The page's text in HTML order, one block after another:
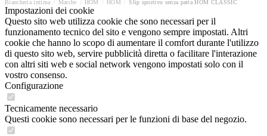
Biancheria intima Marche HOM HOM Slip sportivo senza patta HOM CLASSIC
Impostazioni dei cookie
Questo sito web utilizza cookie che sono necessari per il
funzionamento tecnico del sito e vengono sempre impostati. Altri
cookie che hanno lo scopo di aumentare il comfort durante l'utilizzo
di questo sito web, servire pubblicità diretta o facilitare l'interazione
con altri siti web e social network vengono impostati solo con il
vostro consenso.
Configurazione
Tecnicamente necessario
Questi cookie sono necessari per le funzioni di base del negozio.